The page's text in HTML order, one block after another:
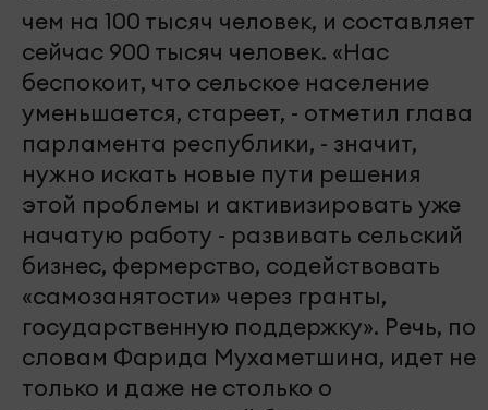
чем на 100 тысяч человек, и составляет
сейчас 900 тысяч человек. «Нас
беспокоит, что сельское население
уменьшается, стареет, - отметил глава
парламента республики, - значит,
нужно искать новые пути решения
этой проблемы и активизировать уже
начатую работу - развивать сельский
бизнес, фермерство, содействовать
«самозанятости» через гранты,
государственную поддержку». Речь, по
словам Фарида Мухаметшина, идет не
только и даже не столько о